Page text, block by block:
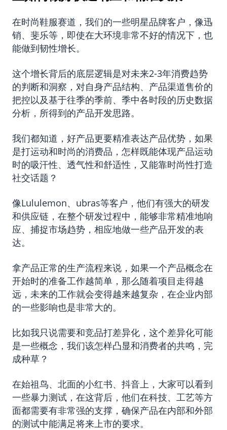
在时尚鞋服赛道，我们的一些明星品牌客户，像迅
销、斐乐等，即使在大环境非常不好的情况下，也
能做到韧性增长。
这个增长背后的底层逻辑是对未来2-3年消费趋势
的判断和洞察，对自身产品结构、产品渠道售价的
把控以及基于往季的季前、季中各时段的历史数据
分析，所得到的产品开发思路。
我们都知道，好产品更要精准表达产品优势，如果
是打运动和时尚的消费品，怎样既能体现产品运动
时的吸汗性、透气性和舒适性，又能靠时尚性打造
社交话题？
像Lululemon、ubras等客户，他们有强大的研发
和供应链，在整个研发过程中，能够非常精准地响
应、捕捉市场趋势，相应地做一些产品开发的表
达。
拿产品正常的生产流程来说，如果一个产品概念在
开始时的准备工作越简单，那么随着项目走得越
远，未来的工作就会变得越来越复杂，在企业内部
的一些影响也是非常大的。
比如我只说需要和竞品打差异化，这个差异化可能
是一些概念，我们该怎样凸显和消费者的共鸣，完
成种草？
在始祖鸟、北面的小红书、抖音上，大家可以看到
一些暴力测试，在这背后，他们在科技、工艺等方
面都需要有非常强的支撑，确保产品在内部和外部
的测试中能满足将来上市的要求。